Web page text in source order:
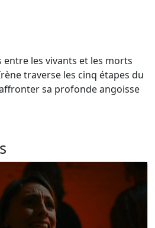
les vivants et les morts
traverse les cinq étapes du
sa profonde angoisse